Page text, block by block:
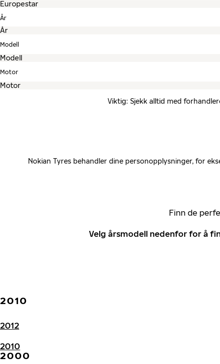
År
Modell
Motor
Viktig: Sjekk alltid med
Nokian Tyres behandler dine personopplysninger, for
Finn de
Velg årsmodell nedenfor for å
2010
2012
2010
2000